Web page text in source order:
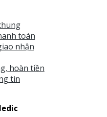
toán
nhận
hoàn tiền
tin